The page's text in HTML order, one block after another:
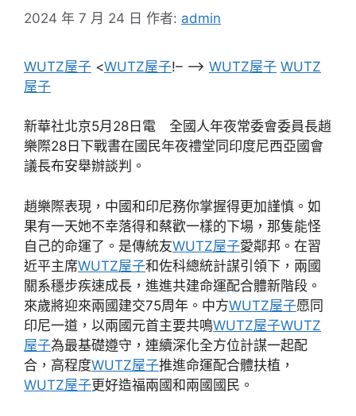
2024 年 7 月 24 日 作者: admin
WUTZ屋子 <WUTZ屋子!– –> WUTZ屋子 WUTZ
屋子
新華社北京5月28日電 全國人年夜常委會委員長趙
樂際28日下戰書在國民年夜禮堂同印度尼西亞國會
議長布安舉辦談判。
趙樂際表現，中國和印尼務你掌握得更加謹慎。如
果有一天她不幸落得和蔡歡一樣的下場，那隻能怪
自己的命運了。是傳統友WUTZ屋子愛鄰邦。在習
近平主席WUTZ屋子和佐科總統計謀引領下，兩國
關系穩步疾速成長，進進共建命運配合體新階段。
來歲將迎來兩國建交75周年。中方WUTZ屋子愿同
印尼一道，以兩國元首主要共鳴WUTZ屋子WUTZ
屋子為最基礎遵守，連續深化全方位計謀一起配
合，高程度WUTZ屋子推進命運配合體扶植，
WUTZ屋子更好造福兩國和兩國國民。